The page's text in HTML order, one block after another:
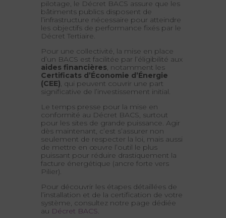
pilotage, le Décret BACS assure que les
bâtiments publics disposent de
l’infrastructure nécessaire pour atteindre
les objectifs de performance fixés par le
Décret Tertiaire.
Pour une collectivité, la mise en place
d’un BACS est facilitée par l’éligibilité aux
aides financières, notamment les
Certificats d’Économie d’Énergie
(CEE), qui peuvent couvrir une part
significative de l’investissement initial.
Le temps presse pour la mise en
conformité au Décret BACS, surtout
pour les sites de grande puissance. Agir
dès maintenant, c’est s’assurer non
seulement de respecter la loi, mais aussi
de mettre en œuvre l’outil le plus
puissant pour réduire drastiquement la
facture énergétique (ancre forte vers
Pilier).
Pour découvrir les étapes détaillées de
l’installation et de la certification de votre
système, consultez notre page dédiée
au Décret BACS.